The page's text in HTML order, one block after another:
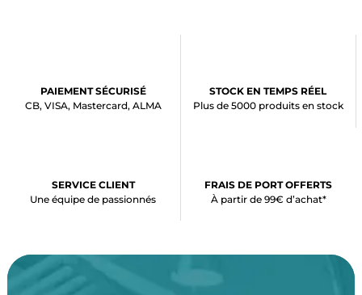
PAIEMENT SÉCURISÉ
CB, VISA, Mastercard, ALMA
STOCK EN TEMPS RÉEL
Plus de 5000 produits en stock
SERVICE CLIENT
Une équipe de passionnés
FRAIS DE PORT OFFERTS
À partir de 99€ d’achat*